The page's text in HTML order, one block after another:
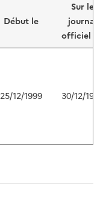
Début le
Sur le
journal
officiel du
25/12/1999 30/12/1999